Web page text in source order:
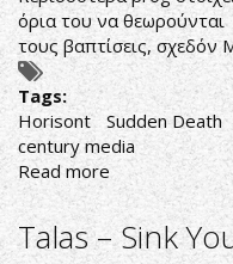
όρια του να
τους βαπτίσεις, σχεδόν
Tags:
Horisont ‎ Sudden Death
century media
Read moreabout
ΟΜΟΡΦΟΣ
ΗΧΗΤΙΚΟΣ
ΟΡΙΖΟΝΤΑΣ
Talas ‎– Sink